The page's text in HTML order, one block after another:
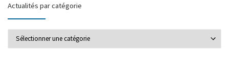
Actualités par catégorie